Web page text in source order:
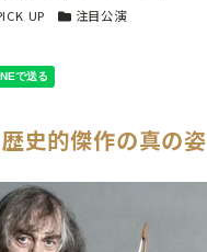
ゴリー
UP カテゴリー
注目公演
史的傑作の真の姿